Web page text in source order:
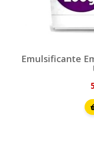
Emulsificante